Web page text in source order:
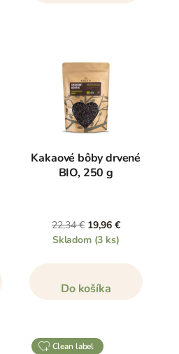
Kakaové bôby drvené
BIO, 250 g
22,34 € 19,96 €
Skladom (3 ks)
Do košíka
clean label